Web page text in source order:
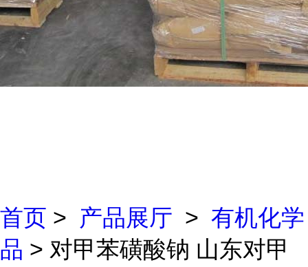
首页 > 产品展厅 > 有机化学
品 > 对甲苯磺酸钠 山东对甲